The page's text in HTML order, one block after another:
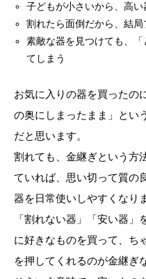
子どもが小さいから、高
割れたら面倒だから、結
素敵な器を見つけても、
てしまう
お気に入りの器を買ったの
の奥にしまったまま」とい
だと思います。
割れても、金継ぎという方
ていれば、思い切って質の
器を日常使いしやすくなり
「割れない器」「安い器
に好きなものを買って、ち
を押してくれるのが金継ぎ